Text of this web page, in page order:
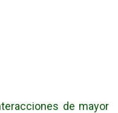
de mayor